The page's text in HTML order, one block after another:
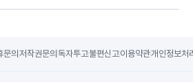
문의 저작권문의 독자투고불편신고이용약관개인정보처